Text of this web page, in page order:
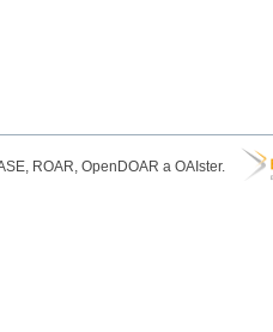
ROAR, OpenDOAR a OAIster.